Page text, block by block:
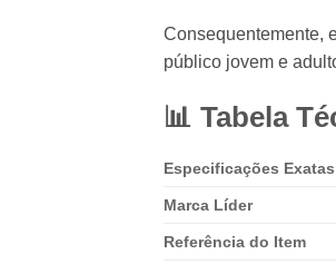
Consequentemente,
público jovem e
📊 Tabela
Especificações Exatas
Marca Líder
Referência do Item